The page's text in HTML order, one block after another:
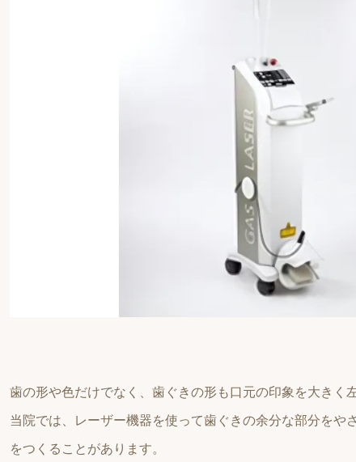
歯の形や色だけでなく、歯ぐきの形も口元の印象を大きく
当院では、レーザー機器を使って歯ぐきの余分な部分をや
をつくることがあります。